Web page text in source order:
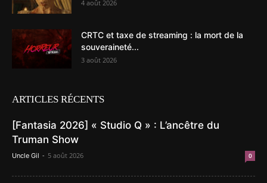
4 août 2026
CRTC et taxe de streaming : la mort de la
souveraineté...
3 août 2026
ARTICLES RÉCENTS
[Fantasia 2026] « Studio Q » : L’ancêtre du
Truman Show
Uncle Gil - 5 août 2026 0